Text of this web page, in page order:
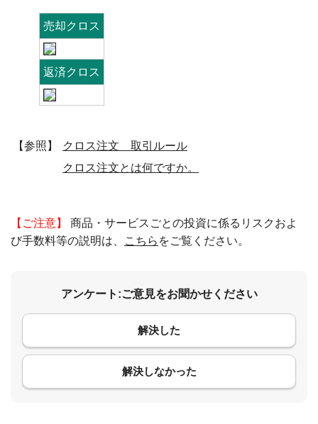
売却クロス
返済クロス
【参照】
クロス注文 取引ルール
クロス注文とは何ですか。
【ご注意】
商品・サービスごとの投資に係るリスクおよ
び手数料等の説明は、
こちら をご覧ください。
アンケート:ご意見をお聞かせください
解決した
解決しなかった
コメント